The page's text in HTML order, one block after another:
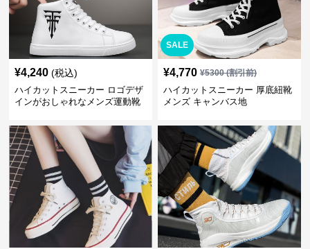
¥4,240 (税込)
ハイカットスニーカー ロゴデザ
インがおしゃれなメンズ運動靴
SALE
¥4,770 ¥5300(割引前)
ハイカットスニーカー 厚底紐靴
メンズ キャンバス地